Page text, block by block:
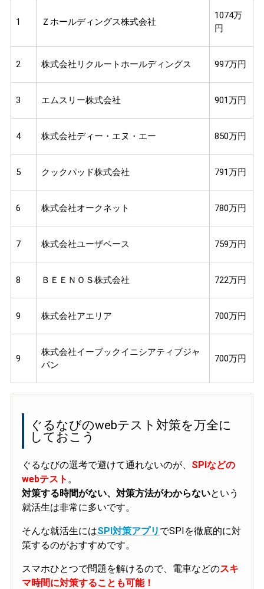
1 Ｚホールディングス株式会社
1074万
円
2 株式会社リクルートホールディングス 997万円
3 エムスリー株式会社 901万円
4 株式会社ディー・エヌ・エー 850万円
5 クックパッド株式会社 791万円
6 株式会社オークネット 780万円
7 株式会社ユーザベース 759万円
8 ＢＥＥＮＯＳ株式会社 722万円
9 株式会社アエリア 700万円
9
株式会社イーブックイニシアティブジャ
パン
700万円
ぐるなびのwebテスト対策を万全に
しておこう
ぐるなびの選考で避けて通れないのが、 SPIなどの
webテスト 。
対策する時間がない、対策方法がわからないという
就活生は非常に多いです。
そんな就活生にはSPI対策アプリ でSPIを徹底的に対
策するのがおすすめです。
スマホひとつで問題を解けるので、電車などのスキ
マ時間に対策することも可能！